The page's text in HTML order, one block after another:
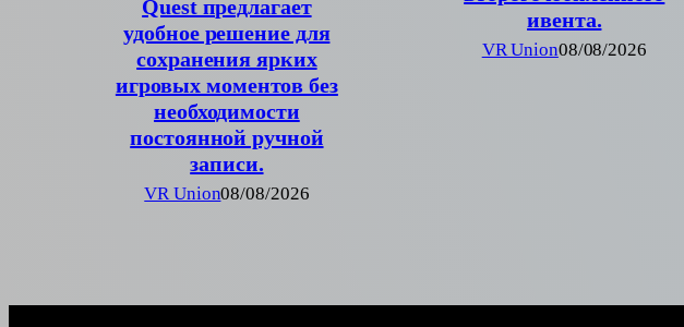
Quest предлагает
удобное решение для
сохранения ярких
игровых моментов без
необходимости
постоянной ручной
записи.
VR Union08/08/2026
ивента.
VR Union08/08/2026